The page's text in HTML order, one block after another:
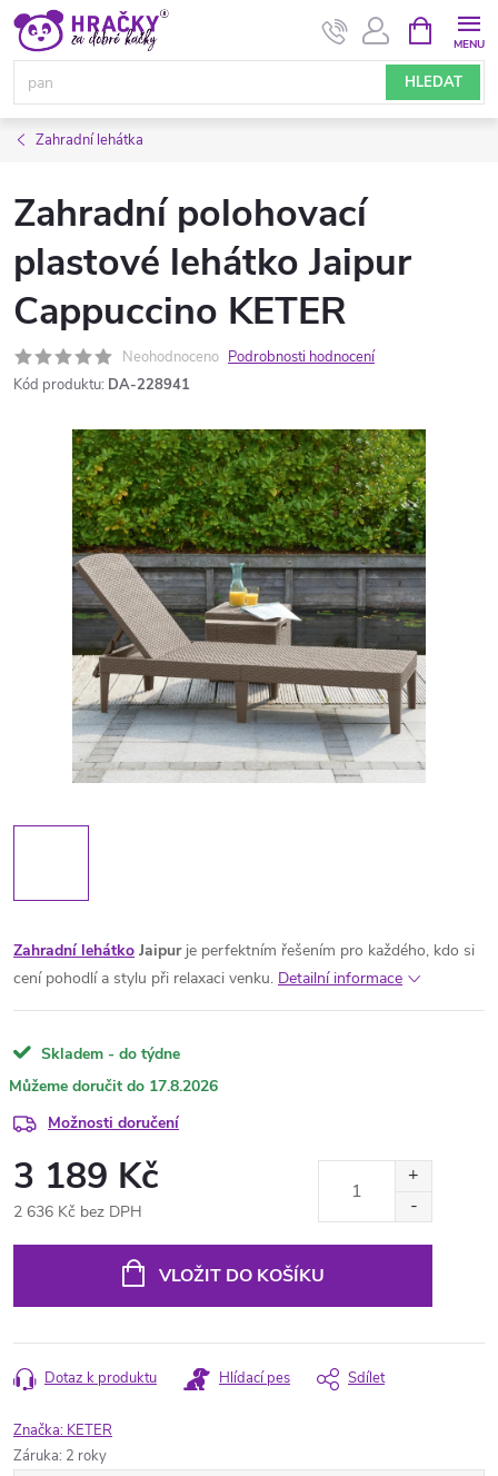
Přejít
obsah
HLEDAT
NÁKUPNÍ
KOŠÍK
Zahradní lehátka
Zahradní polohovací
plastové lehátko Jaipur
Cappuccino KETER
Neohodnoceno Podrobnosti hodnocení
Kód produktu: DA-228941
Zahradní lehátko Jaipurje perfektním řešením pro každého, kdo si
cení pohodlí a stylu při relaxaci venku. Detailní informace
Skladem - do týdne
17.8.2026
Možnosti doručení
3 189 Kč
2 636 Kč bez DPH
VLOŽIT DO KOŠÍKU
Dotaz k produktu Hlídací pes Sdílet
Značka: KETER
Záruka: 2 roky